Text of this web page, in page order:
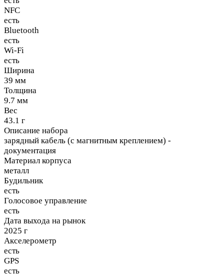
NFC
есть
Bluetooth
есть
Wi-Fi
есть
Ширина
39 мм
Толщина
9.7 мм
Вес
43.1 г
Описание набора
зарядный кабель (с магнитным креплением) -
документация
Материал корпуса
металл
Будильник
есть
Голосовое управление
есть
Дата выхода на рынок
2025 г
Акселерометр
есть
GPS
есть